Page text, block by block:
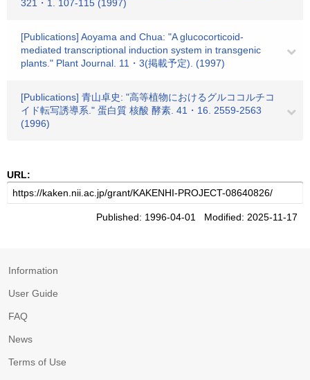
321・1. 107-115 (1997)
[Publications] Aoyama and Chua: "A glucocorticoid-
mediated transcriptional induction system in transgenic
plants." Plant Journal. 11・3(掲載予定). (1997)
[Publications] 青山卓史: "高等植物におけるグルココルチコ
イド転写誘導系." 蛋白質 核酸 酵素. 41・16. 2559-2563
(1996)
URL:
Published: 1996-04-01 Modified: 2025-11-17
Information
User Guide
FAQ
News
Terms of Use